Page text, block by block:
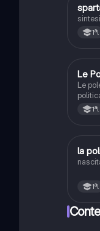
1ªl
Le
Le
1ªl
la
1ªl